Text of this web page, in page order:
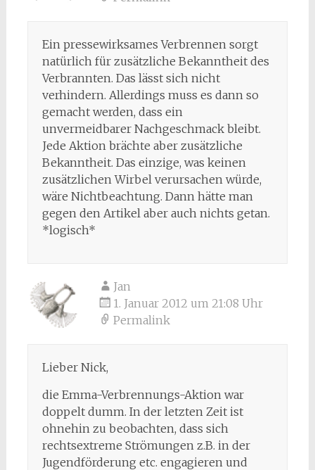
Ein pressewirksames Verbrennen sorgt
natürlich für zusätzliche Bekanntheit des
Verbrannten. Das lässt sich nicht
verhindern. Allerdings muss es dann so
gemacht werden, dass ein
unvermeidbarer Nachgeschmack bleibt.
Jede Aktion brächte aber zusätzliche
Bekanntheit. Das einzige, was keinen
zusätzlichen Wirbel verursachen würde,
wäre Nichtbeachtung. Dann hätte man
gegen den Artikel aber auch nichts getan.
*logisch*
Jan
1. Januar 2012 um 21:08 Uhr
Permalink
Lieber Nick,
die Emma-Verbrennungs-Aktion war
doppelt dumm. In der letzten Zeit ist
ohnehin zu beobachten, dass sich
rechtsextreme Strömungen z.B. in der
Jugendförderung etc. engagieren und